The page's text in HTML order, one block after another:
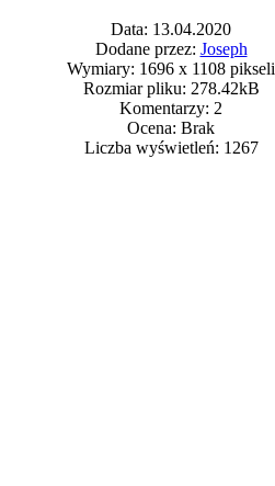
Data: 13.04.2020
Dodane przez: Joseph
Wymiary: 1696 x 1108 pikseli
Rozmiar pliku: 278.42kB
Komentarzy: 2
Ocena: Brak
Liczba wyświetleń: 1267